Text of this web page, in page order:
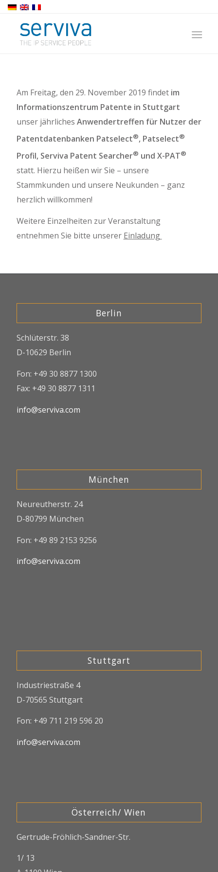
Am Freitag, den 29. November 2019 findet im
Informationszentrum Patente in Stuttgart
unser jährliches Anwendertreffen für Nutzer der
Patentdatenbanken Patselect®, Patselect®
Profil, Serviva Patent Searcher® und X-PAT®
statt. Hierzu heißen wir Sie – unsere
Stammkunden und unsere Neukunden – ganz
herzlich willkommen!
Weitere Einzelheiten zur Veranstaltung
entnehmen Sie bitte unserer Einladung
Berlin
Schlüterstr. 38
D-10629 Berlin
Fon: +49 30 8877 1300
Fax: +49 30 8877 1311
info@serviva.com
München
Neureutherstr. 24
D-80799 München
Fon: +49 89 2153 9256
info@serviva.com
Stuttgart
Industriestraße 4
D-70565 Stuttgart
Fon: +49 711 219 596 20
info@serviva.com
Österreich/ Wien
Gertrude-Fröhlich-Sandner-Str.
1/ 13